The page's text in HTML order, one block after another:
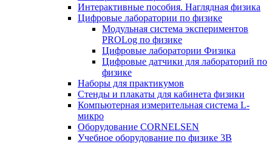
Интерактивные пособия. Наглядная физика
Цифровые лаборатории по физике
Модульная система экспериментов
PROLog по физике
Цифровые лаборатории Физика
Цифровые датчики для лабораторий по
физике
Наборы для практикумов
Стенды и плакаты для кабинета физики
Компьютерная измерительная система L-
микро
Оборудование CORNELSEN
Учебное оборудование по физике 3B